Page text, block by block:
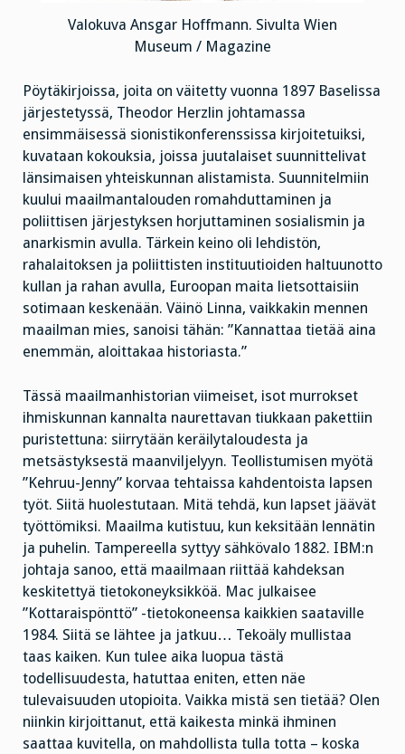
Valokuva Ansgar Hoffmann. Sivulta Wien
Museum / Magazine
Pöytäkirjoissa, joita on väitetty vuonna 1897 Baselissa
järjestetyssä, Theodor Herzlin johtamassa
ensimmäisessä sionistikonferenssissa kirjoitetuiksi,
kuvataan kokouksia, joissa juutalaiset suunnittelivat
länsimaisen yhteiskunnan alistamista. Suunnitelmiin
kuului maailmantalouden romahduttaminen ja
poliittisen järjestyksen horjuttaminen sosialismin ja
anarkismin avulla. Tärkein keino oli lehdistön,
rahalaitoksen ja poliittisten instituutioiden haltuunotto
kullan ja rahan avulla, Euroopan maita lietsottaisiin
sotimaan keskenään. Väinö Linna, vaikkakin mennen
maailman mies, sanoisi tähän: ”Kannattaa tietää aina
enemmän, aloittakaa historiasta.”
Tässä maailmanhistorian viimeiset, isot murrokset
ihmiskunnan kannalta naurettavan tiukkaan pakettiin
puristettuna: siirrytään keräilytaloudesta ja
metsästyksestä maanviljelyyn. Teollistumisen myötä
”Kehruu-Jenny” korvaa tehtaissa kahdentoista lapsen
työt. Siitä huolestutaan. Mitä tehdä, kun lapset jäävät
työttömiksi. Maailma kutistuu, kun keksitään lennätin
ja puhelin. Tampereella syttyy sähkövalo 1882. IBM:n
johtaja sanoo, että maailmaan riittää kahdeksan
keskitettyä tietokoneyksikköä. Mac julkaisee
”Kottaraispönttö” -tietokoneensa kaikkien saataville
1984. Siitä se lähtee ja jatkuu… Tekoäly mullistaa
taas kaiken. Kun tulee aika luopua tästä
todellisuudesta, hatuttaa eniten, etten näe
tulevaisuuden utopioita. Vaikka mistä sen tietää? Olen
niinkin kirjoittanut, että kaikesta minkä ihminen
saattaa kuvitella, on mahdollista tulla totta – koska